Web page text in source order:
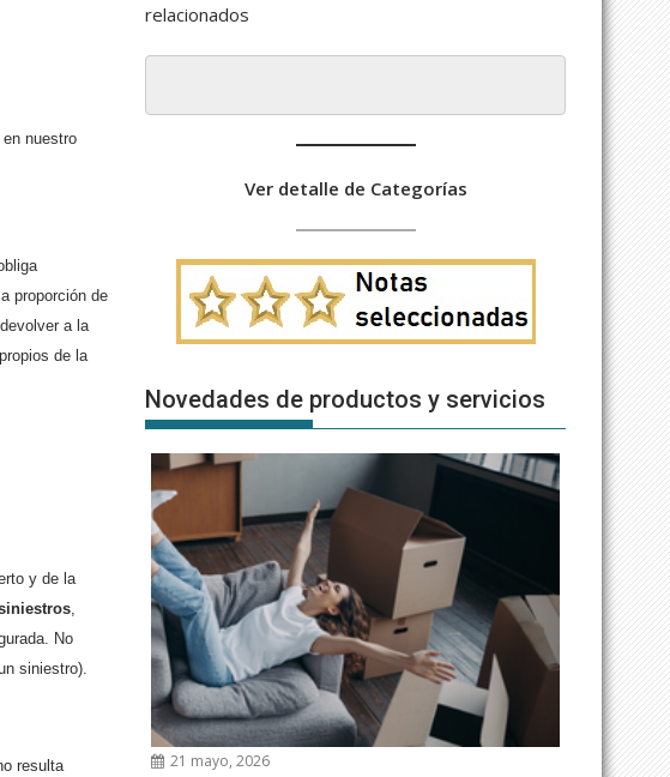
nuestro
proporción de
a la
de la
y de la
,
No
siniestro).
resulta
relacionados
Ver detalle de Categorías
Novedades de productos y servicios
21 mayo, 2026